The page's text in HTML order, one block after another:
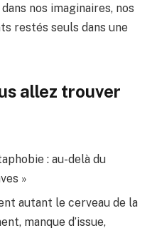
nos imaginaires, nos
restés seuls dans une
allez trouver
: au-delà du
»
autant le cerveau de la
manque d’issue,